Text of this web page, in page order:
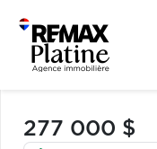
277 000 $